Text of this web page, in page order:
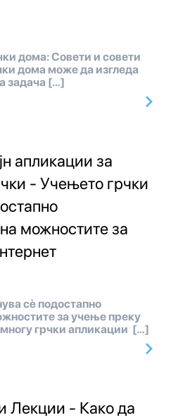
дома: Совети и совети
дома може да изгледа
задача […]
апликации за
- Учењето грчки
можностите за
сè подостапно
за учење преку
многу грчки апликации […]
Лекции - Како да